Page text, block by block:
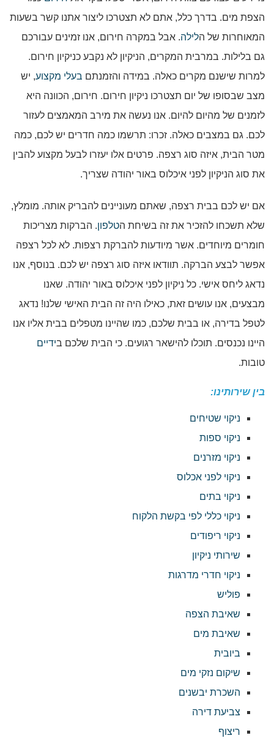
הצפת מים. בדרך כלל, אתם לא תצטרכו ליצור אתנו קשר בשעות
המאוחרות של הלילה. אבל במקרה חירום, אנו זמינים עבורכם
גם בלילות. במרבית המקרים, הניקיון לא נקבע כניקיון חירום.
למרות שישנם מקרים כאלה. במידה והזמנתם בעלי מקצוע, יש
מצב שבסופו של יום תצטרכו ניקיון חירום. חירום, הכוונה היא
לזמנים של מהיום להיום. אנו נעשה את מירב המאמצים לעזור
לכם. גם במצבים כאלה. זכרו: תרשמו כמה חדרים יש לכם, כמה
מטר הבית, איזה סוג רצפה. פרטים אלו יעזרו לבעל מקצוע להבין
את סוג הניקיון לפני איכלוס באור יהודה שצריך.
אם יש לכם בבית רצפה, שאתם מעוניינים להבריק אותה. מומלץ,
שלא תשכחו להזכיר את זה בשיחת הטלפון. הברקות מצריכות
חומרים מיוחדים. אשר מיודעות להברקת רצפות. לא לכל רצפה
אפשר לבצע הברקה. תוודאו איזה סוג רצפה יש לכם. בנוסף, אנו
נדאג ליחס אישי. כל ניקיון לפני איכלוס באור יהודה. שאנו
מבצעים, אנו עושים זאת, כאילו היה זה הבית האישי שלנו! נדאג
לטפל בדירה, או בבית שלכם, כמו שהיינו מטפלים בבית אליו אנו
היינו נכנסים. תוכלו להישאר רגועים. כי הבית שלכם בידיים
טובות.
בין שירותינו:
ניקוי שטיחים
ניקוי ספות
ניקוי מזרנים
ניקוי לפני אכלוס
ניקוי בתים
ניקוי כללי לפי בקשת הלקוח
ניקוי ריפודים
שירותי ניקיון
ניקוי חדרי מדרגות
פוליש
שאיבת הצפה
שאיבת מים
ביובית
שיקום נזקי מים
השכרת יבשנים
צביעת דירה
ריצוף